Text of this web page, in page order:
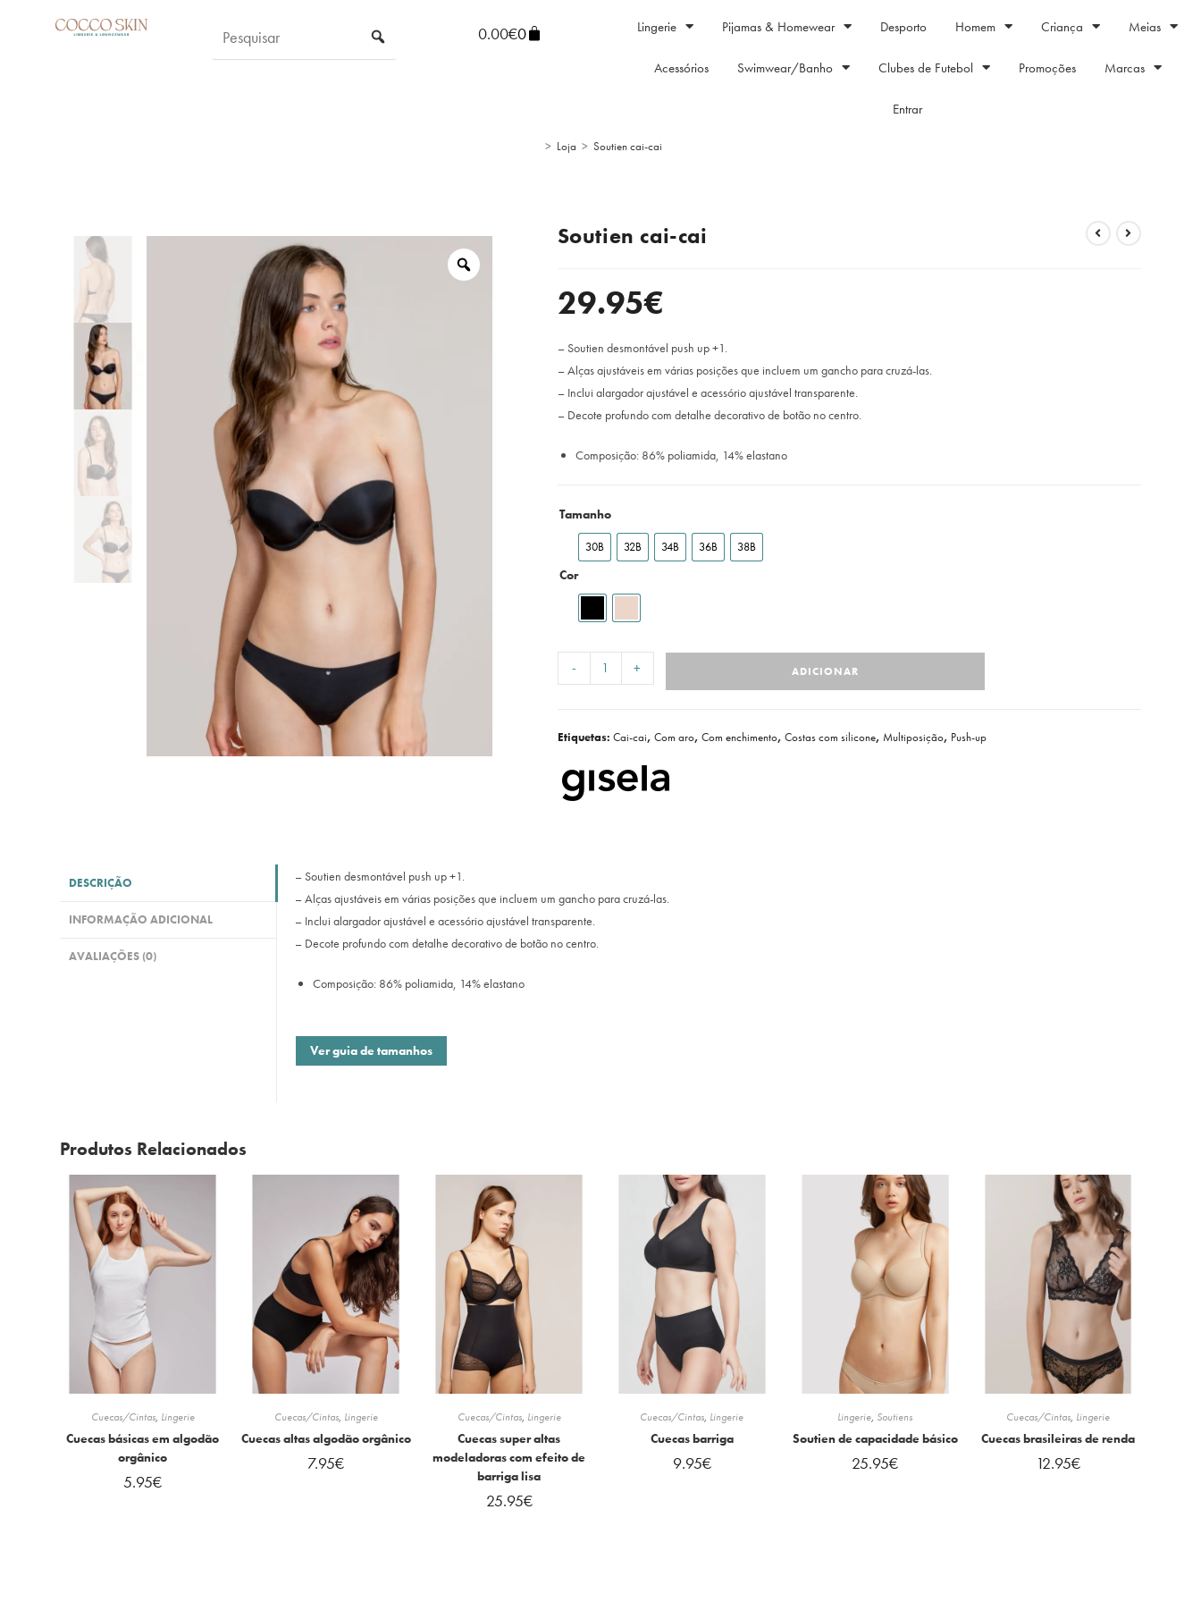
0.00€0 Lingerie Pijamas & Homewear Desporto Homem Criança Meias
Acessórios Swimwear/Banho Clubes de Futebol Promoções Marcas
Entrar
> Loja > Soutien cai-cai
Soutien cai-cai
29.95€
– Soutien desmontável push up +1.
– Alças ajustáveis em várias posições que incluem um gancho para cruzá-las.
– Inclui alargador ajustável e acessório ajustável transparente.
– Decote profundo com detalhe decorativo de botão no centro.
Composição: 86% poliamida, 14% elastano
Tamanho
30B 32B 34B 36B 38B
Cor
- + ADICIONAR
Etiquetas: Cai-cai, Com aro, Com enchimento, Costas com silicone, Multiposição, Push-up
DESCRIÇÃO
INFORMAÇÃO ADICIONAL
AVALIAÇÕES (0)
– Soutien desmontável push up +1.
– Alças ajustáveis em várias posições que incluem um gancho para cruzá-las.
– Inclui alargador ajustável e acessório ajustável transparente.
– Decote profundo com detalhe decorativo de botão no centro.
Composição: 86% poliamida, 14% elastano
Ver guia de tamanhos
Produtos Relacionados
Cuecas/Cintas, Lingerie
Cuecas básicas em algodão
orgânico
5.95€
Cuecas/Cintas, Lingerie
Cuecas altas algodão orgânico
7.95€
Cuecas/Cintas, Lingerie
Cuecas super altas
modeladoras com efeito de
barriga lisa
25.95€
Cuecas/Cintas, Lingerie
Cuecas barriga
9.95€
Lingerie, Soutiens
Soutien de capacidade básico
25.95€
Cuecas/Cintas, Lingerie
Cuecas brasileiras de renda
12.95€